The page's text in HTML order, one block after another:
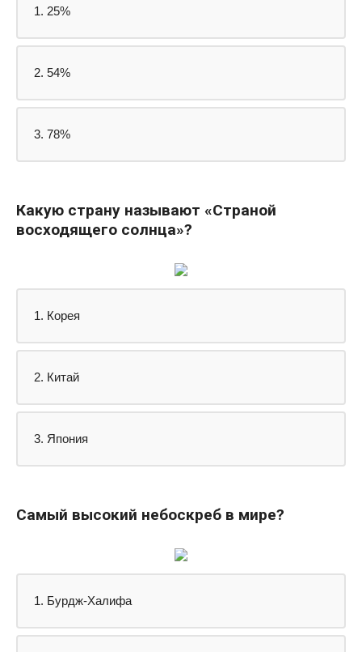
1. 25%
2. 54%
3. 78%
Какую страну называют «Страной
восходящего солнца»?
1. Корея
2. Китай
3. Япония
Самый высокий небоскреб в мире?
1. Бурдж-Халифа